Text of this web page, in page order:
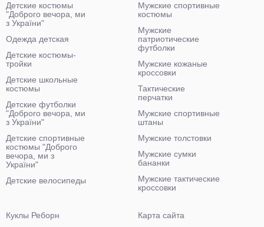
Детские костюмы
"Доброго вечора, ми
з України"
Одежда детская
Детские костюмы-
тройки
Детские школьные
костюмы
Детские футболки
"Доброго вечора, ми
з України"
Детские спортивные
костюмы "Доброго
вечора, ми з
України"
Детские велосипеды
Мужские спортивные
костюмы
Мужские
патриотические
футболки
Мужские кожаные
кроссовки
Тактические
перчатки
Мужские спортивные
штаны
Мужские толстовки
Мужские сумки
бананки
Мужские тактические
кроссовки
Куклы Реборн
Карта сайта